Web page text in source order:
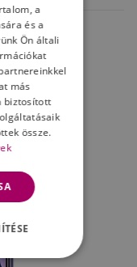
a
és a
Ön általi
más
biztosított
össze.